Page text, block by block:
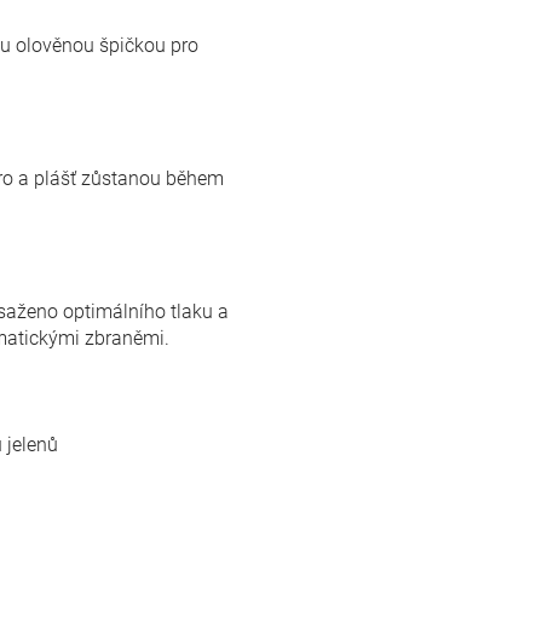
olověnou špičkou pro
a plášť zůstanou během
optimálního tlaku a
zbraněmi.
jelenů